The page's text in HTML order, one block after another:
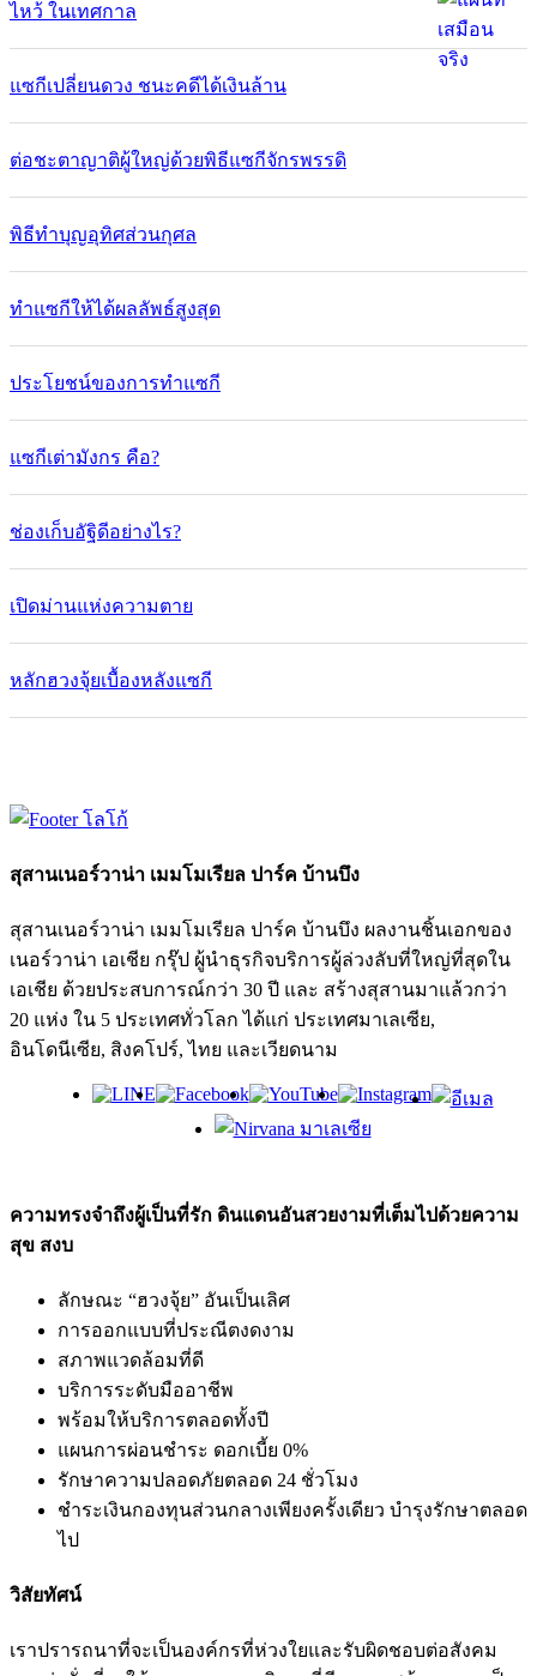
ไหว้ ในเทศกาล
แซกีเปลี่ยนดวง ชนะคดีได้เงินล้าน
ต่อชะตาญาติผู้ใหญ่ด้วยพิธีแซกีจักรพรรดิ
พิธีทำบุญอุทิศส่วนกุศล
ทำแซกีให้ได้ผลลัพธ์สูงสุด
ประโยชน์ของการทำแซกี
แซกีเต่ามังกร คือ?
ช่องเก็บอัฐิดีอย่างไร?
เปิดม่านแห่งความตาย
หลักฮวงจุ้ยเบื้องหลังแซกี
สุสานเนอร์วาน่า เมมโมเรียล ปาร์ค บ้านบึง
สุสานเนอร์วาน่า เมมโมเรียล ปาร์ค บ้านบึง ผลงานชิ้นเอกของ
เนอร์วาน่า เอเชีย กรุ๊ป ผู้นำธุรกิจบริการผู้ล่วงลับที่ใหญ่ที่สุดใน
เอเชีย ด้วยประสบการณ์กว่า 30 ปี และ สร้างสุสานมาแล้วกว่า
20 แห่ง ใน 5 ประเทศทั่วโลก ได้แก่ ประเทศมาเลเซีย,
อินโดนีเซีย, สิงคโปร์, ไทย และเวียดนาม
ความทรงจำถึงผู้เป็นที่รัก ดินแดนอันสวยงามที่เต็มไปด้วยความ
สุข สงบ
ลักษณะ “ฮวงจุ้ย” อันเป็นเลิศ
การออกแบบที่ประณีตงดงาม
สภาพแวดล้อมที่ดี
บริการระดับมืออาชีพ
พร้อมให้บริการตลอดทั้งปี
แผนการผ่อนชำระ ดอกเบี้ย 0%
รักษาความปลอดภัยตลอด 24 ชั่วโมง
ชำระเงินกองทุนส่วนกลางเพียงครั้งเดียว บำรุงรักษาตลอด
ไป
วิสัยทัศน์
เราปรารถนาที่จะเป็นองค์กรที่ห่วงใยและรับผิดชอบต่อสังคม